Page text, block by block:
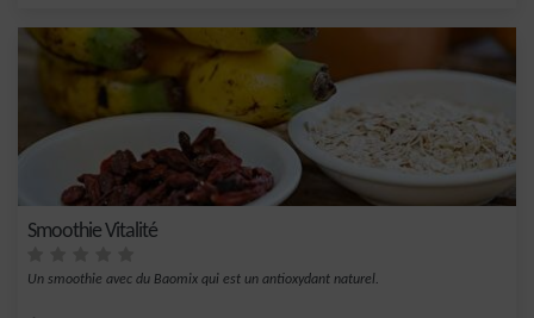
Smoothie Vitalité
Un smoothie avec du Baomix qui est un antioxydant naturel.